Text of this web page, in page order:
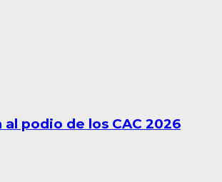
podio de los CAC 2026